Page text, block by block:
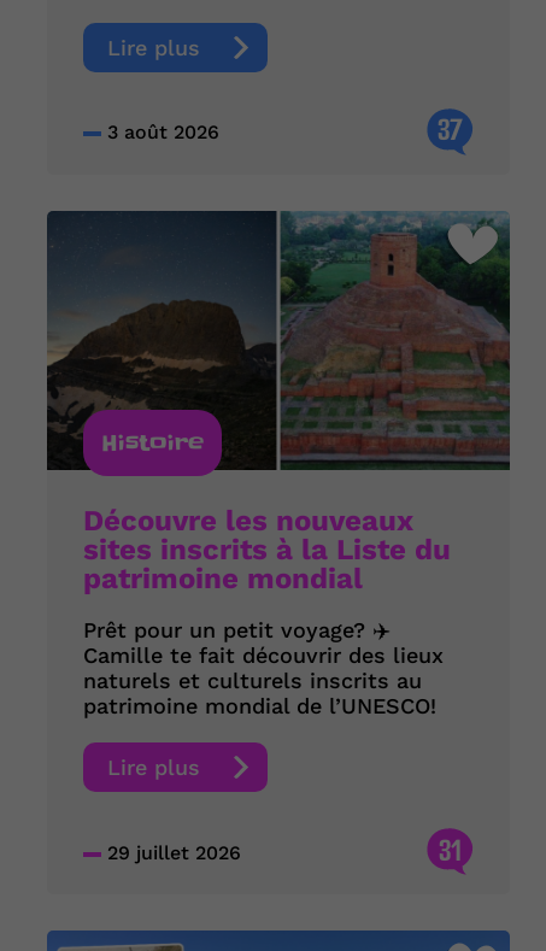
Lire plus
3 août 2026 37
Histoire
Découvre les nouveaux
sites inscrits à la Liste du
patrimoine mondial
Prêt pour un petit voyage? ✈️
Camille te fait découvrir des lieux
naturels et culturels inscrits au
patrimoine mondial de l’UNESCO!
Lire plus
29 juillet 2026 31